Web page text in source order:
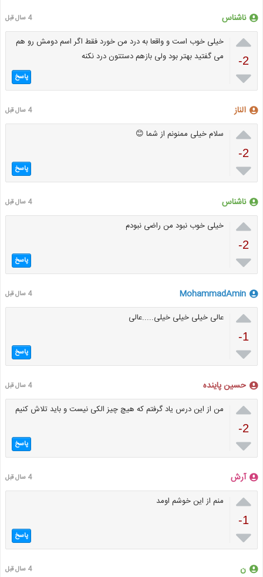
ناشناس 4 سال قبل

-2

خیلی خوب است و واقعا به درد من خورد فقط اگر اسم دومش رو هم
می گفتید بهتر بود ولی بازهم دستتون درد نکنه
پاسخ
الناز 4 سال قبل

-2

سلام خیلی ممنونم از شما 😊
پاسخ
ناشناس 4 سال قبل

-2

خیلی خوب نبود من راضی نبودم
پاسخ
MohammadAmin 4 سال قبل

-1

عالی خیلی خیلی خیلی.....عالی
پاسخ
حسین پاینده 4 سال قبل

-2

من از این درس یاد گرفتم که هیچ چیز الکی نیست و باید تلاش کنیم
پاسخ
آرش 4 سال قبل

-1

منم از این خوشم اومد
پاسخ
ن 4 سال قبل